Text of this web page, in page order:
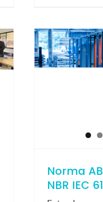
Norma
NBR IEC